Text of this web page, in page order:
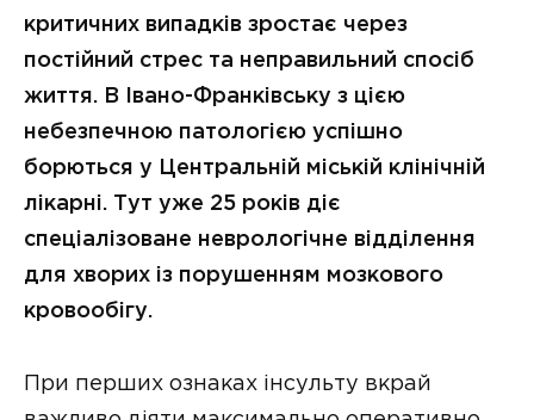
критичних випадків зростає через
постійний стрес та неправильний спосіб
життя. В Івано-Франківську з цією
небезпечною патологією успішно
борються у Центральній міській клінічній
лікарні. Тут уже 25 років діє
спеціалізоване неврологічне відділення
для хворих із порушенням мозкового
кровообігу.
При перших ознаках інсульту вкрай